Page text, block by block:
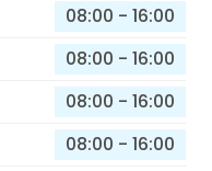
08:00 - 16:00
08:00 - 16:00
08:00 - 16:00
08:00 - 16:00